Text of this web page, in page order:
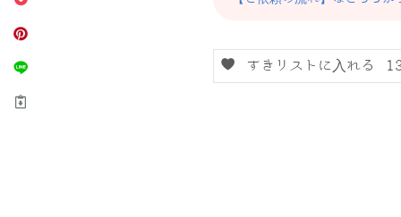
すきリストに入れる